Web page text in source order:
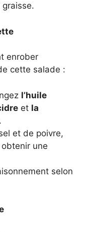
graisse.
enrober
cette salade :
l’huile
et la
.
et de poivre,
une
selon